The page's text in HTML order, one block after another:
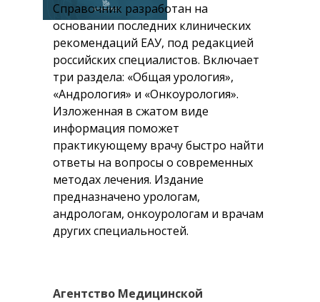
Справочник разработан на
основании последних клинических
рекомендаций ЕАУ, под редакцией
российских специалистов. Включает
три раздела: «Общая урология»,
«Андрология» и «Онкоурология».
Изложенная в сжатом виде
информация поможет
практикующему врачу быстро найти
ответы на вопросы о современных
методах лечения. Издание
предназначено урологам,
андрологам, онкоурологам и врачам
других специальностей.
Агентство Медицинской